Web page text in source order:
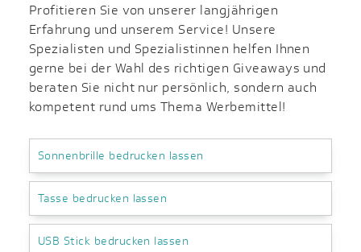
Profitieren Sie von unserer langjährigen
Erfahrung und unserem Service! Unsere
Spezialisten und Spezialistinnen helfen Ihnen
gerne bei der Wahl des richtigen Giveaways und
beraten Sie nicht nur persönlich, sondern auch
kompetent rund ums Thema Werbemittel!
Sonnenbrille bedrucken lassen
Tasse bedrucken lassen
USB Stick bedrucken lassen